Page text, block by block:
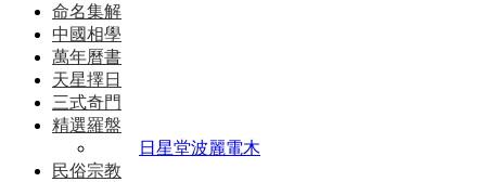
命名集解
中國相學
萬年曆書
天星擇日
三式奇門
精選羅盤
日星堂波麗電木
民俗宗教